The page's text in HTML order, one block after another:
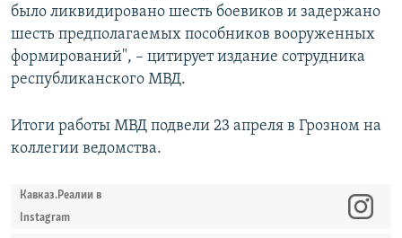
было ликвидировано шесть боевиков и задержано
шесть предполагаемых пособников вооруженных
формирований", – цитирует издание сотрудника
республиканского МВД.
Итоги работы МВД подвели 23 апреля в Грозном на
коллегии ведомства.
Кавказ.Реалии в
Instagram